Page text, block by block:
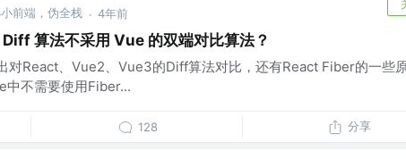
前端，伪全栈 · 4年前
算法不采用 Vue 的双端对比算法？
对React、Vue2、Vue3的Diff算法对比，还有React Fiber的一些
中不需要使用Fiber...
128 分享